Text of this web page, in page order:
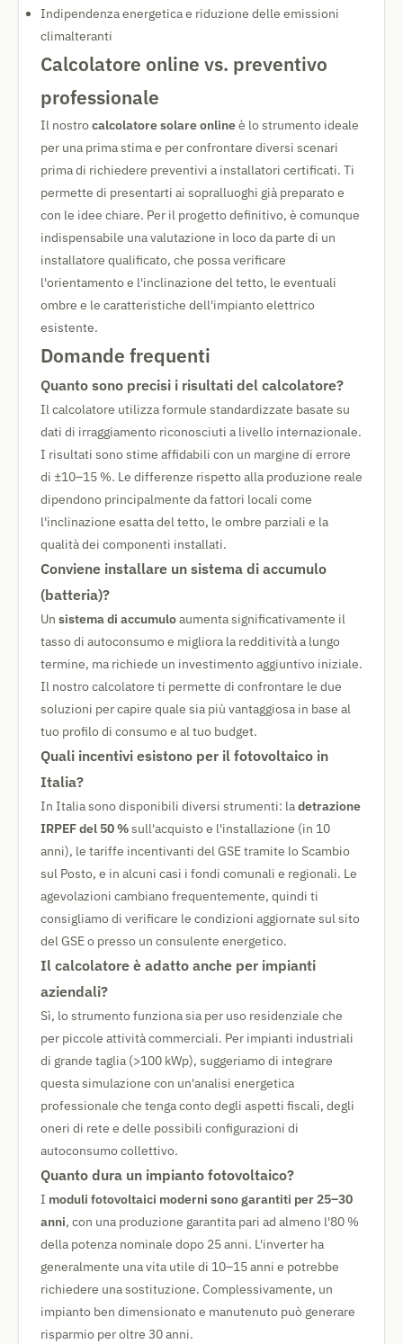
Indipendenza energetica e riduzione delle emissioni
climalteranti
Calcolatore online vs. preventivo
professionale
Il nostrocalcolatore solare onlineè lo strumento ideale
per una prima stima e per confrontare diversi scenari
prima di richiedere preventivi a installatori certificati. Ti
permette di presentarti ai sopralluoghi già preparato e
con le idee chiare. Per il progetto definitivo, è comunque
indispensabile una valutazione in loco da parte di un
installatore qualificato, che possa verificare
l'orientamento e l'inclinazione del tetto, le eventuali
ombre e le caratteristiche dell'impianto elettrico
esistente.
Domande frequenti
Quanto sono precisi i risultati del calcolatore?
Il calcolatore utilizza formule standardizzate basate su
dati di irraggiamento riconosciuti a livello internazionale.
I risultati sono stime affidabili con un margine di errore
di ±10–15 %. Le differenze rispetto alla produzione reale
dipendono principalmente da fattori locali come
l'inclinazione esatta del tetto, le ombre parziali e la
qualità dei componenti installati.
Conviene installare un sistema di accumulo
(batteria)?
Un sistema di accumuloaumenta significativamente il
tasso di autoconsumo e migliora la redditività a lungo
termine, ma richiede un investimento aggiuntivo iniziale.
Il nostro calcolatore ti permette di confrontare le due
soluzioni per capire quale sia più vantaggiosa in base al
tuo profilo di consumo e al tuo budget.
Quali incentivi esistono per il fotovoltaico in
Italia?
In Italia sono disponibili diversi strumenti: ladetrazione
IRPEF del 50 %sull'acquisto e l'installazione (in 10
anni), le tariffe incentivanti del GSE tramite lo Scambio
sul Posto, e in alcuni casi i fondi comunali e regionali. Le
agevolazioni cambiano frequentemente, quindi ti
consigliamo di verificare le condizioni aggiornate sul sito
del GSE o presso un consulente energetico.
Il calcolatore è adatto anche per impianti
aziendali?
Sì, lo strumento funziona sia per uso residenziale che
per piccole attività commerciali. Per impianti industriali
di grande taglia (>100 kWp), suggeriamo di integrare
questa simulazione con un'analisi energetica
professionale che tenga conto degli aspetti fiscali, degli
oneri di rete e delle possibili configurazioni di
autoconsumo collettivo.
Quanto dura un impianto fotovoltaico?
I moduli fotovoltaici moderni sono garantiti per 25–30
anni, con una produzione garantita pari ad almeno l'80 %
della potenza nominale dopo 25 anni. L'inverter ha
generalmente una vita utile di 10–15 anni e potrebbe
richiedere una sostituzione. Complessivamente, un
impianto ben dimensionato e manutenuto può generare
risparmio per oltre 30 anni.